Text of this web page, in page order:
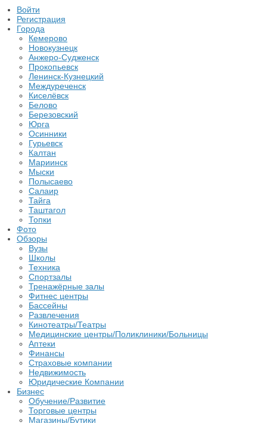
Войти
Регистрация
Города
Кемерово
Новокузнецк
Анжеро-Судженск
Прокопьевск
Ленинск-Кузнецкий
Междуреченск
Киселёвск
Белово
Березовский
Юрга
Осинники
Гурьевск
Калтан
Мариинск
Мыски
Полысаево
Салаир
Тайга
Таштагол
Топки
Фото
Обзоры
Вузы
Школы
Техника
Спортзалы
Тренажёрные залы
Фитнес центры
Бассейны
Развлечения
Кинотеатры/Театры
Медицинские центры/Поликлиники/Больницы
Аптеки
Финансы
Страховые компании
Недвижимость
Юридические Компании
Бизнес
Обучение/Развитие
Торговые центры
Магазины/Бутики